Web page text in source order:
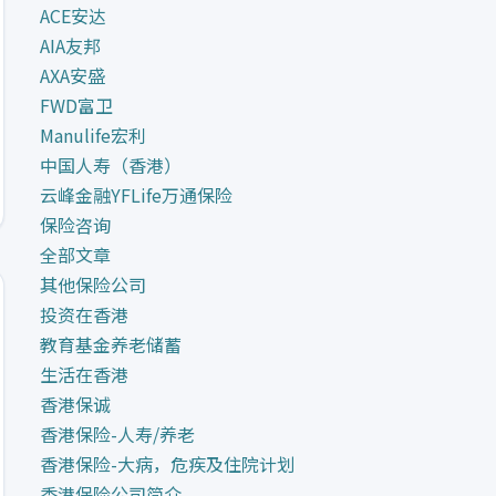
ACE安达
AIA友邦
AXA安盛
FWD富卫
Manulife宏利
中国人寿（香港）
云峰金融YFLife万通保险
保险咨询
全部文章
其他保险公司
投资在香港
教育基金养老储蓄
生活在香港
香港保诚
香港保险-人寿/养老
香港保险-大病，危疾及住院计划